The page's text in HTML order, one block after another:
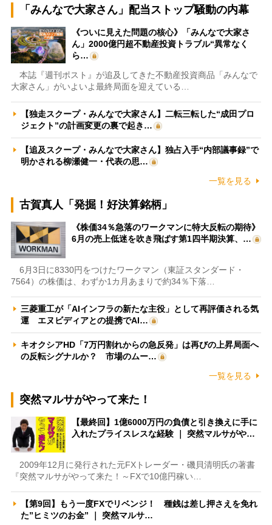
「みんなで大家さん」配当ストップ騒動の内幕
《ついに見えた問題の核心》「みんなで大家さ
ん」2000億円超不動産投資トラブル“異常なく
ら…
本誌『週刊ポスト』が追及してきた不動産投資商品「みんなで
大家さん」がいよいよ最終局面を迎えている…
【独走スクープ・みんなで大家さん】二転三転した“成田プロ
ジェクト”の計画変更の裏で起き…
【追及スクープ・みんなで大家さん】独占入手“内部議事録”で
明かされる柳瀬健一・代表の思…
一覧を見る
古賀真人「発掘！好決算銘柄」
《株価34％急落のワークマンに特大反転の期待》
6月の売上低迷を吹き飛ばす第1四半期決算、…
6月3日に8330円をつけたワークマン（東証スタンダード・
7564）の株価は、わずか1カ月あまりで約34％下落…
三菱重工が「AIインフラの新たな主役」として再評価される気
運 エヌビディアとの提携でAI…
キオクシアHD「7万円割れからの急反発」は再びの上昇局面へ
の反転シグナルか？ 市場のムー…
一覧を見る
突然マルサがやって来た！
【最終回】1億6000万円の負債と引き換えに手に
入れたプライスレスな経験 ｜ 突然マルサがや…
2009年12月に発行された元FXトレーダー・磯貝清明氏の著書
『突然マルサがやって来た！～FXで10億円稼い…
【第9回】もう一度FXでリベンジ！ 種銭は差し押さえを免れ
た”ヒミツのお金” ｜ 突然マルサ…